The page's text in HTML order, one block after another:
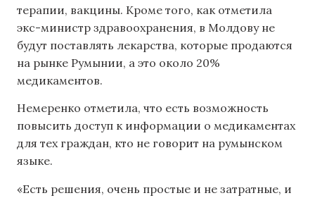
терапии, вакцины. Кроме того, как отметила
экс-министр здравоохранения, в Молдову не
будут поставлять лекарства, которые продаются
на рынке Румынии, а это около 20%
медикаментов.
Немеренко отметила, что есть возможность
повысить доступ к информации о медикаментах
для тех граждан, кто не говорит на румынском
языке.
«Есть решения, очень простые и не затратные, и